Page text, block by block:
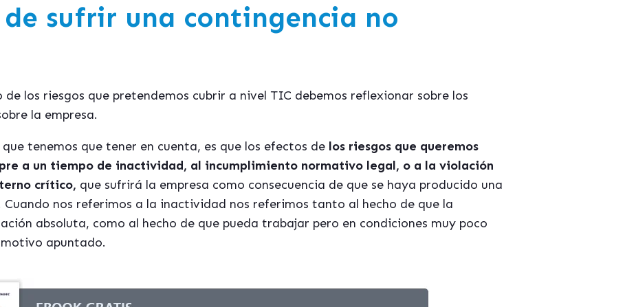
sufrir una contingencia no
los riesgos que pretendemos cubrir a nivel TIC debemos reflexionar sobre los
la empresa.
tenemos que tener en cuenta, es que los efectos de los riesgos que queremos
a un tiempo de inactividad, al incumplimiento normativo legal, o a la violación
crítico, que sufrirá la empresa como consecuencia de que se haya producido una
nos referimos a la inactividad nos referimos tanto al hecho de que la
absoluta, como al hecho de que pueda trabajar pero en condiciones muy poco
apuntado.